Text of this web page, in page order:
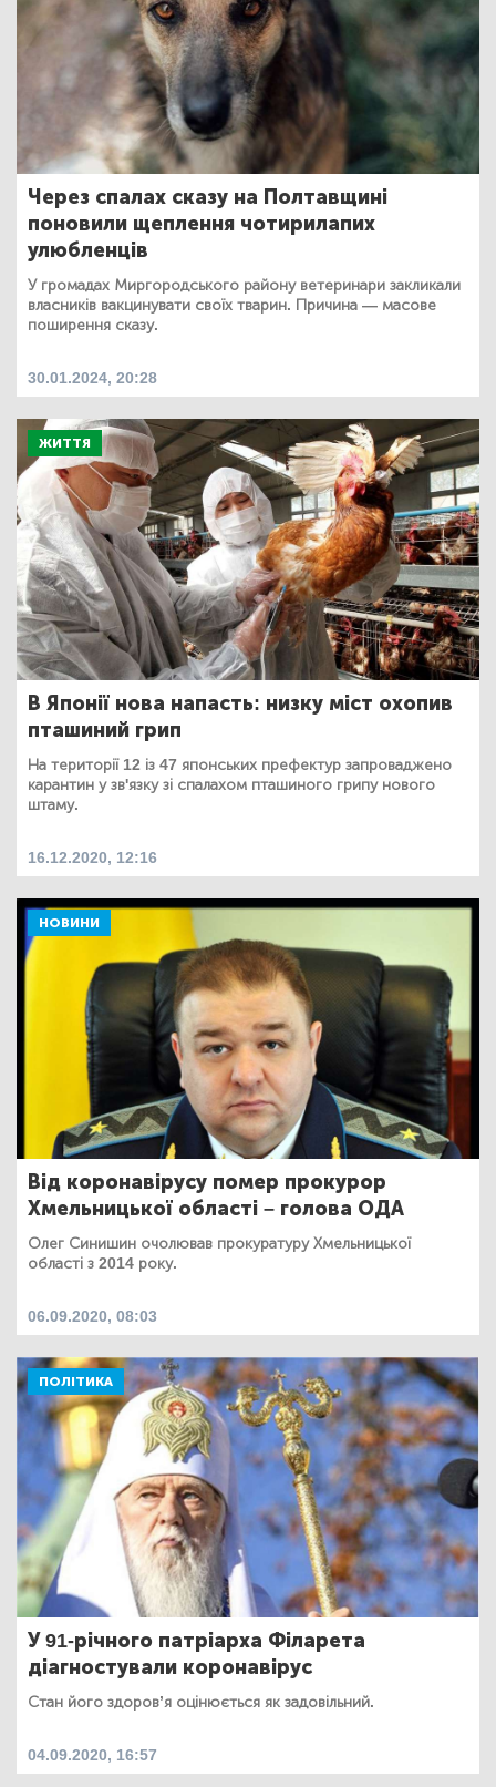
Через спалах сказу на Полтавщині
поновили щеплення чотирилапих
улюбленців
У громадах Миргородського району ветеринари закликали
власників вакцинувати своїх тварин. Причина — масове
поширення сказу.
30.01.2024, 20:28
ЖИТТЯ
В Японії нова напасть: низку міст охопив
пташиний грип
На території 12 із 47 японських префектур запроваджено
карантин у зв'язку зі спалахом пташиного грипу нового
штаму.
16.12.2020, 12:16
НОВИНИ
Від коронавірусу помер прокурор
Хмельницької області – голова ОДА
Олег Синишин очолював прокуратуру Хмельницької
області з 2014 року.
06.09.2020, 08:03
ПОЛІТИКА
У 91-річного патріарха Філарета
діагностували коронавірус
Стан його здоров’я оцінюється як задовільний.
04.09.2020, 16:57